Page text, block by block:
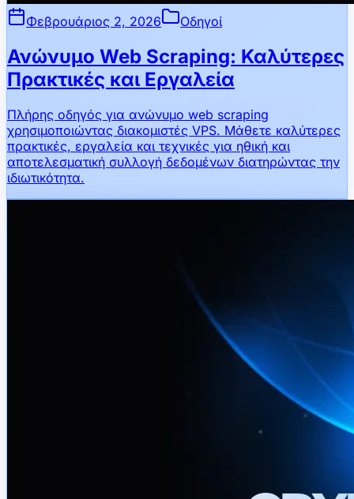
Φεβρουάριος 2, 2026 Οδηγοί
Ανώνυμο Web Scraping: Καλύτερες
Πρακτικές και Εργαλεία
Πλήρης οδηγός για ανώνυμο web scraping
χρησιμοποιώντας διακομιστές VPS. Μάθετε καλύτερες
πρακτικές, εργαλεία και τεχνικές για ηθική και
αποτελεσματική συλλογή δεδομένων διατηρώντας την
ιδιωτικότητα.